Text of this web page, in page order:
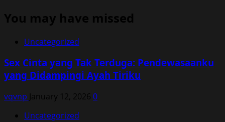
You may have missed
Uncategorized
Sex Cinta yang Tak Terduga: Pendewasaanku
yang Didampingi Ayah Tiriku
vqvnp January 12, 2026 0
Uncategorized